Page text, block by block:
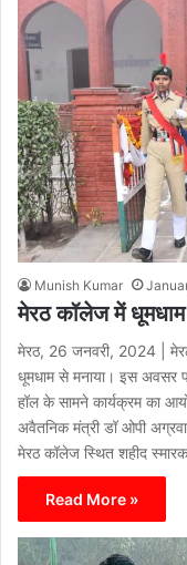
Munish Kumar
मेरठ कॉलेज में धूमधाम
मेरठ, 26 जनवरी, 2024 |
धूमधाम से मनाया। इस अवसर
हॉल के सामने कार्यक्रम का
अवैतनिक मंत्री डॉ ओपी
मेरठ कॉलेज स्थित शहीद
Read More »